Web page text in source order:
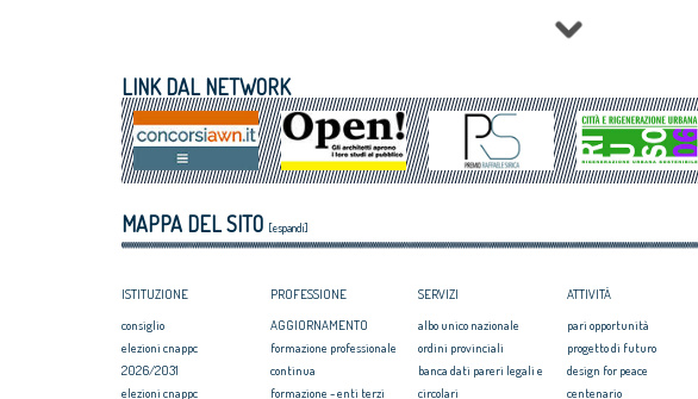
luglio 2018
VIII Congresso CNAPPC 2018. Domenica 1
luglio 2018
All'architettura rispettosa dello studio
caravatti_caravatti il Premio architetto
Assegnati premi Architetto italiano e
Giovane talento 2017
Equo compenso, il CNAPPC ricorre alla
Corte Europea dei Diritti dell’Uomo
LINK DAL NETWORK
MAPPA DEL SITO [espandi]
ISTITUZIONE
consiglio
elezioni cnappc
2026/2031
elezioni cnappc
PROFESSIONE
AGGIORNAMENTO
formazione professionale
continua
formazione - enti terzi
SERVIZI
albo unico nazionale
ordini provinciali
banca dati pareri legali e
circolari
ATTIVITÀ
pari opportunità
progetto di futuro
design for peace
centenario